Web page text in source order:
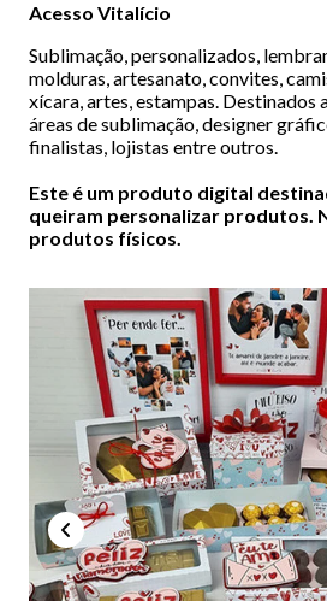
Acesso Vitalício
Sublimação, personalizados,
molduras, artesanato, convites,
xícara, artes, estampas. Destinados
áreas de sublimação, designer
finalistas, lojistas entre outros.
Este é um produto digital
queiram personalizar produtos.
produtos físicos.